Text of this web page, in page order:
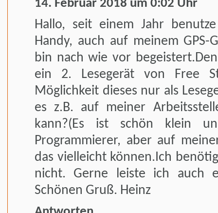
14. Februar 2018 um 0:02 Uhr
Hallo, seit einem Jahr
Handy, auch auf meinem GPS-
bin nach wie vor
ein 2. Lesegerät von Free
Möglichkeit dieses nur als
es z.B. auf meiner
kann?(Es ist schön klein
Programmierer, aber auf
das vielleicht können.Ich
nicht. Gerne leiste ich auch
Schönen Gruß. Heinz